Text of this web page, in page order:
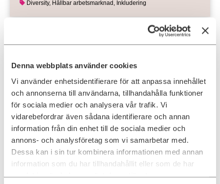
Denna webbplats använder cookies
Vi använder enhetsidentifierare för att anpassa innehållet
och annonserna till användarna, tillhandahålla funktioner
för sociala medier och analysera vår trafik. Vi
vidarebefordrar även sådana identifierare och annan
information från din enhet till de sociala medier och
annons- och analysföretag som vi samarbetar med.
Dessa kan i sin tur kombinera informationen med annan
information som du har tillhandahållit eller som de har
samlat in när du har använt deras tjänster.
Diversity, Hållbar arbetsmarknad , Inkludering
Ada Digital satsar framåt med
talangprogram för ökad mångfald